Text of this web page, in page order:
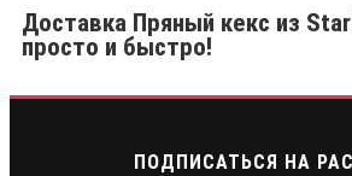
Доставка Пряный кекс из
просто и быстро!
ПОДПИСАТЬСЯ НА